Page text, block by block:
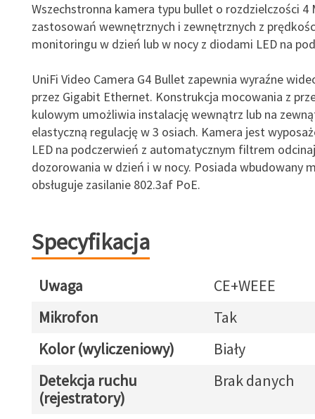
Wszechstronna kamera typu bullet o rozdzielczości 4
zastosowań wewnętrznych i zewnętrznych z
monitoringu w dzień lub w nocy z diodami LED na
UniFi Video Camera G4 Bullet zapewnia wyraźne
przez Gigabit Ethernet. Konstrukcja mocowania z
kulowym umożliwia instalację wewnątrz lub na
elastyczną regulację w 3 osiach. Kamera jest
LED na podczerwień z automatycznym filtrem
dozorowania w dzień i w nocy. Posiada wbudowany
obsługuje zasilanie 802.3af PoE.
Specyfikacja
Uwaga
CE+WEEE
Mikrofon
Tak
Kolor (wyliczeniowy)
Biały
Detekcja ruchu
(rejestratory)
Brak danych